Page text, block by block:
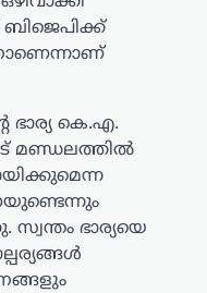
ഭാര്യ കെ.എ.
മണ്ഡലത്തിൽ
ഭാര്യയെ